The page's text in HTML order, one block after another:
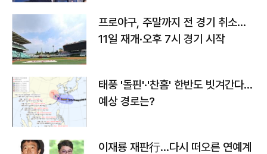
프로야구, 주말까지 전 경기 취소…
11일 재개·오후 7시 경기 시작
태풍 '돌핀'·'찬홈' 한반도 빗겨간다…
예상 경로는?
이재룡 재판行…다시 떠오른 연예계